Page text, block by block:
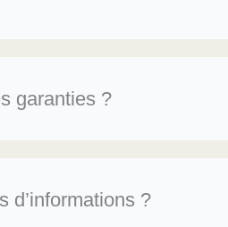
garanties ?
d’informations ?